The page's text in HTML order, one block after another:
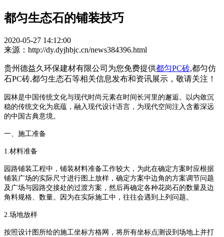
都匀生态石的铺装技巧
2020-05-27 14:12:00
来源：http://dy.dyjhbjc.cn/news384396.html
贵州德益久环保建材有限公司为您免费提供都匀PC砖,都匀仿
石PC砖,都匀生态石等相关信息发布和资讯展示，敬请关注！
园林是中国传统文化与现代时尚元素在时间长河里的邂逅。以内敛沉
稳的传统文化为底蕴，融入现代设计语言，为现代空间注入含蓄深远
的中国古典意境。
一、施工准备
1.材料准备
园路铺装工程中，铺装材料准备工作较大，为此在确定方案时应根据
铺装广场的实际尺寸进行图上放样，确定方案中边角的方案调节问题
及广场与园路交接处的过渡方案，然后再确定各种花岗石的数量及边
角料规格、数量。因为在实际施工中，往往会遇到上列问题。
2.场地放样
按照设计图所绘的施工坐标方格网，将所有坐标点测设到场地上并打